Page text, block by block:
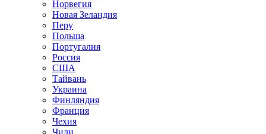
Норвегия
Новая Зеландия
Перу
Польша
Португалия
Россия
США
Тайвань
Украина
Финляндия
Франция
Чехия
Чили